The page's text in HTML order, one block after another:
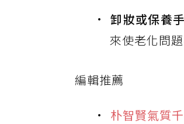
卸妝或保養
來使老化問
編輯推薦
朴智賢氣質